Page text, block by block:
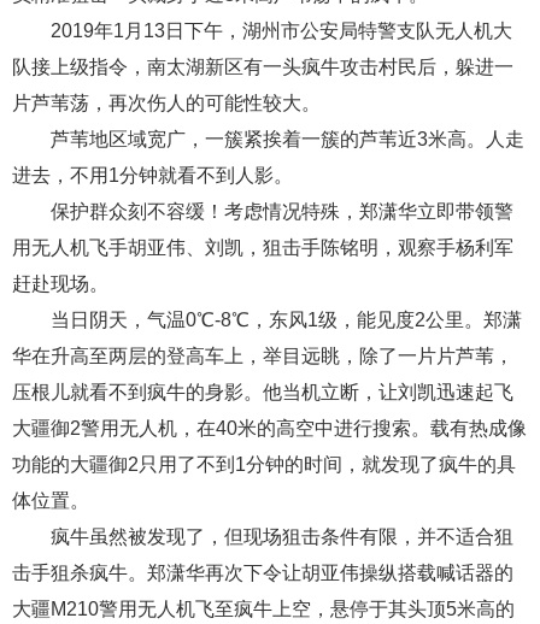
2019年1月13日下午，湖州市公安局特警支队无人机大
队接上级指令，南太湖新区有一头疯牛攻击村民后，躲进一
片芦苇荡，再次伤人的可能性较大。
芦苇地区域宽广，一簇紧挨着一簇的芦苇近3米高。人走
进去，不用1分钟就看不到人影。
保护群众刻不容缓！考虑情况特殊，郑潇华立即带领警
用无人机飞手胡亚伟、刘凯，狙击手陈铭明，观察手杨利军
赶赴现场。
当日阴天，气温0℃-8℃，东风1级，能见度2公里。郑潇
华在升高至两层的登高车上，举目远眺，除了一片片芦苇，
压根儿就看不到疯牛的身影。他当机立断，让刘凯迅速起飞
大疆御2警用无人机，在40米的高空中进行搜索。载有热成像
功能的大疆御2只用了不到1分钟的时间，就发现了疯牛的具
体位置。
疯牛虽然被发现了，但现场狙击条件有限，并不适合狙
击手狙杀疯牛。郑潇华再次下令让胡亚伟操纵搭载喊话器的
大疆M210警用无人机飞至疯牛上空，悬停于其头顶5米高的